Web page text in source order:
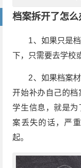
档案拆开了怎么
1、如果只是
下，只需要去学校
2、如果档案
开始补办自己的
学生信息，就是
案丢失的话，严
起。